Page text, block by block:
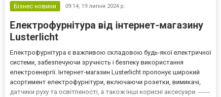
Бізнес новини 09:14, 19 липня 2024 р.
Електрофурнітура від інтернет-магазину
Lusterlicht
Електрофурнітура є важливою складовою будь-якої електричної
системи, забезпечуючи зручність і безпеку використання
електроенергії. Інтернет-магазин Lusterlicht пропонує широкий
асортимент електрофурнітури, включаючи розетки, вимикачі,
датчики руху та освітленості, а також інші корисні аксесуари. ------